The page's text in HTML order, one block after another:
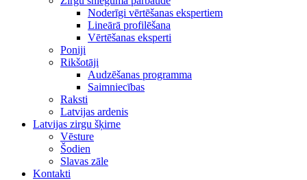
Noderīgi vērtēšanas ekspertiem
Lineārā profilēšana
Vērtēšanas eksperti
Poniji
Rikšotāji
Audzēšanas programma
Saimniecības
Raksti
Latvijas ardenis
Latvijas zirgu šķirne
Vēsture
Šodien
Slavas zāle
Kontakti